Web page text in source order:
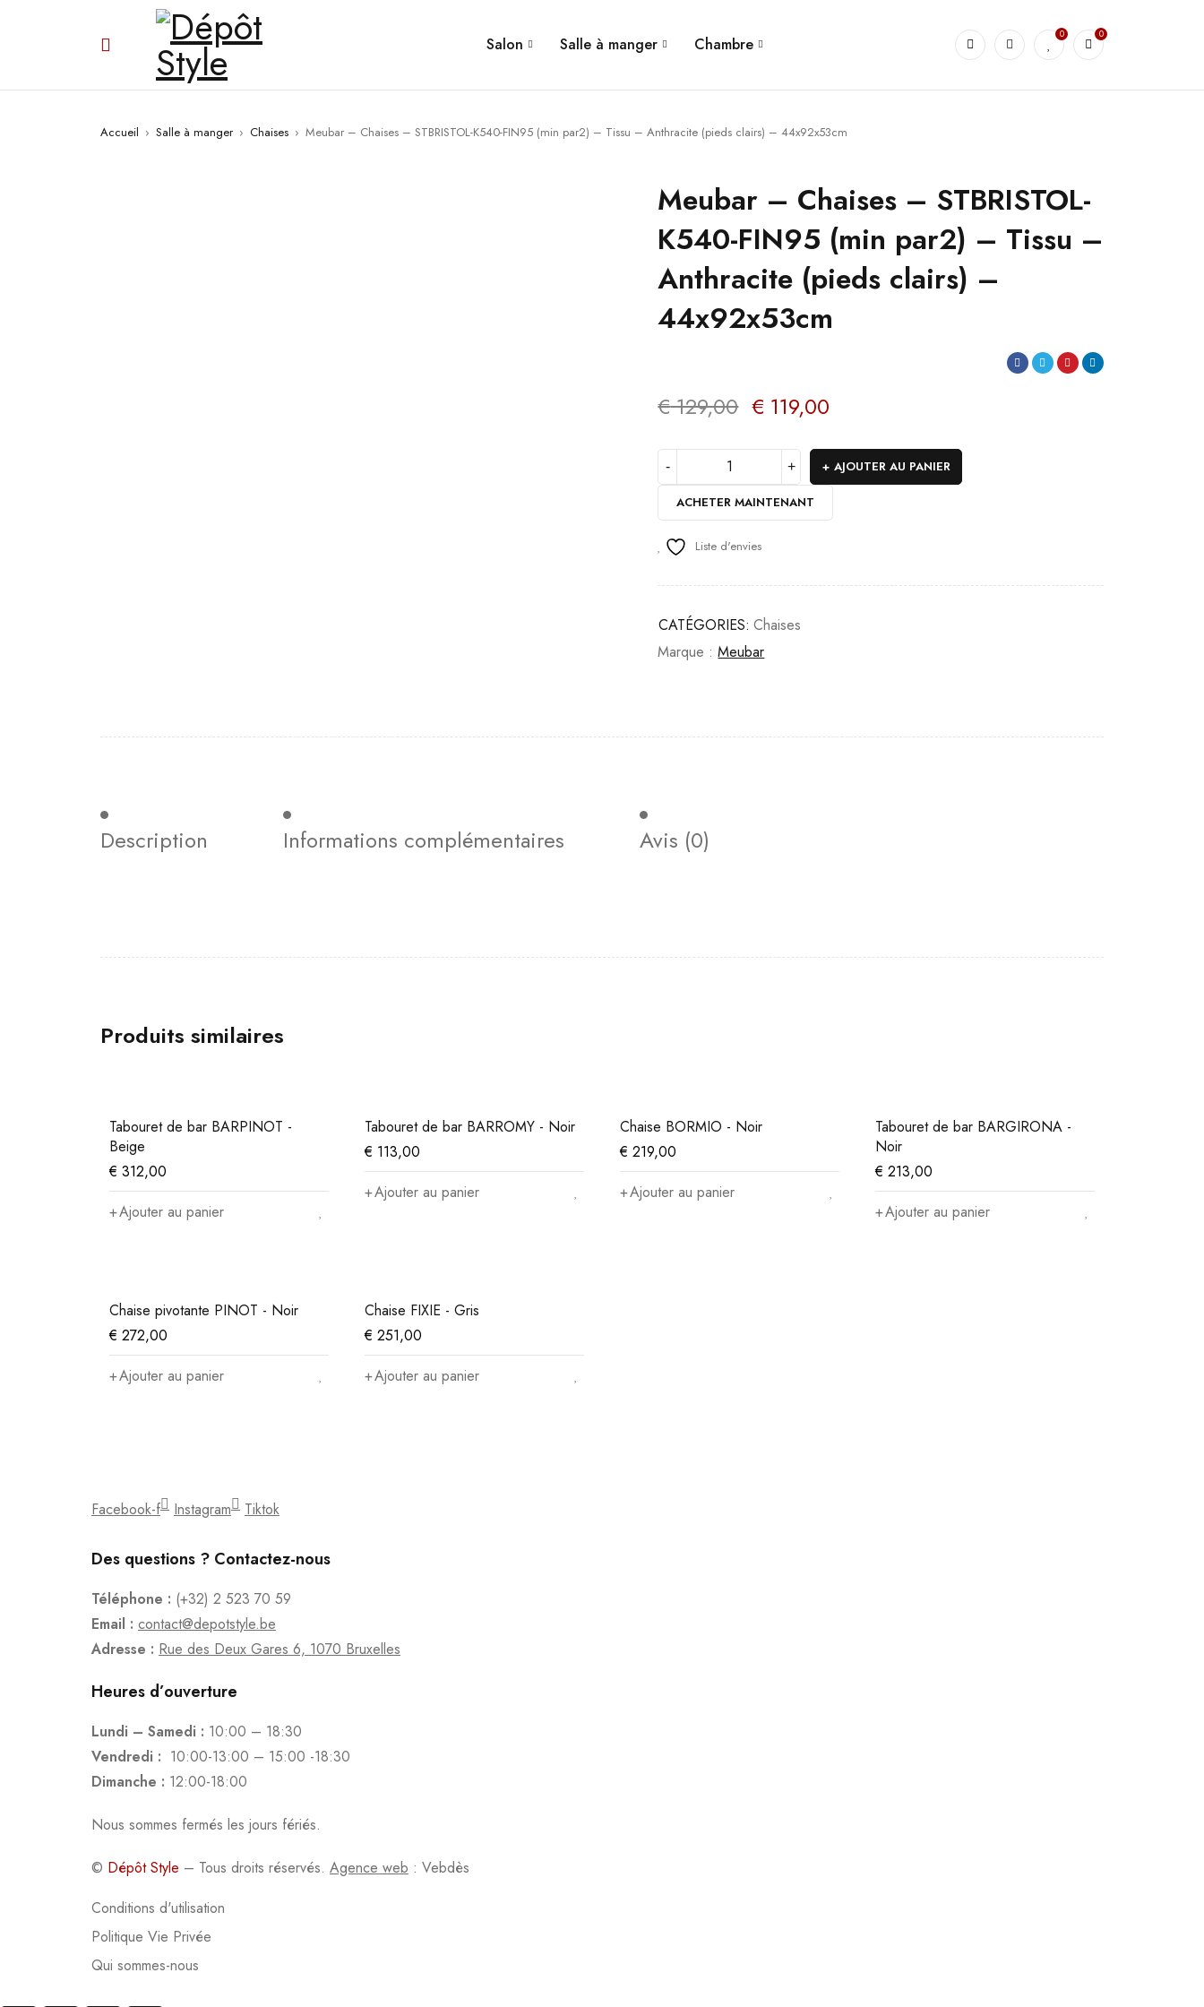
Salon Salle à manger Chambre
0 0
Accueil › Salle à manger › Chaises › Meubar – Chaises – STBRISTOL-K540-FIN95 (min par2) – Tissu – Anthracite (pieds clairs) – 44x92x53cm
Meubar – Chaises – STBRISTOL-
K540-FIN95 (min par2) – Tissu –
Anthracite (pieds clairs) –
44x92x53cm
€129,00 € 119,00
AJOUTER AU PANIER
ACHETER MAINTENANT
Liste d'envies
CATÉGORIES: Chaises
Marque :Meubar
Description Informations complémentaires Avis (0)
Produits similaires
Tabouret de bar BARPINOT -
Beige
€ 312,00
Ajouter au panier
Tabouret de bar BARROMY - Noir
€ 113,00
Ajouter au panier
Chaise BORMIO - Noir
€ 219,00
Ajouter au panier
Tabouret de bar BARGIRONA -
Noir
€ 213,00
Ajouter au panier
Chaise pivotante PINOT - Noir
€ 272,00
Ajouter au panier
Chaise FIXIE - Gris
€ 251,00
Ajouter au panier
Facebook-f Instagram Tiktok
Des questions ? Contactez-nous
Téléphone : (+32) 2 523 70 59
Email : contact@depotstyle.be
Adresse : Rue des Deux Gares 6, 1070 Bruxelles
Heures d’ouverture
Lundi – Samedi : 10:00 – 18:30
Vendredi : 10:00-13:00 – 15:00 -18:30
Dimanche : 12:00-18:00
Nous sommes fermés les jours fériés.
© Dépôt Style – Tous droits réservés. Agence web : Vebdès
Conditions d'utilisation
Politique Vie Privée
Qui sommes-nous